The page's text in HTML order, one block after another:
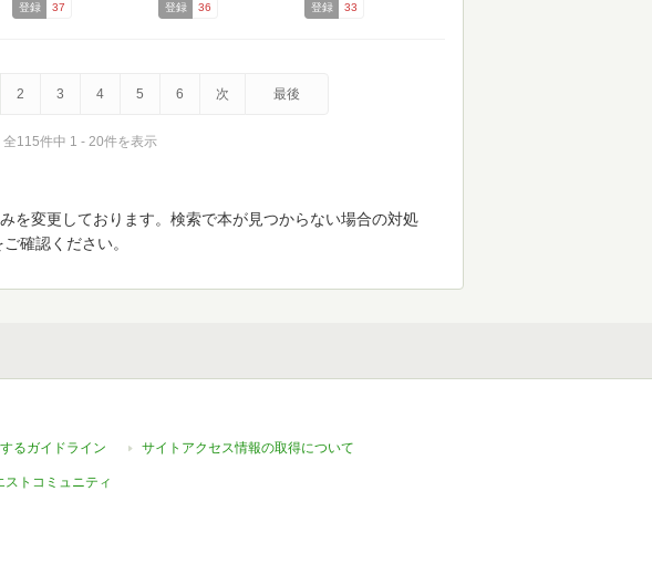
登録 37 登録 36 登録 33
2 3 4 5 6 次 最後
全115件中 1 - 20件を表示
を変更しております。検索で本が見つからない場合の対処
ご確認ください。
るガイドライン サイトアクセス情報の取得について
ストコミュニティ